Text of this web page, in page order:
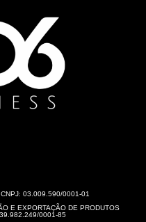
CNPJ: 03.009.590/0001-01
E EXPORTAÇÃO DE PRODUTOS
0001-85